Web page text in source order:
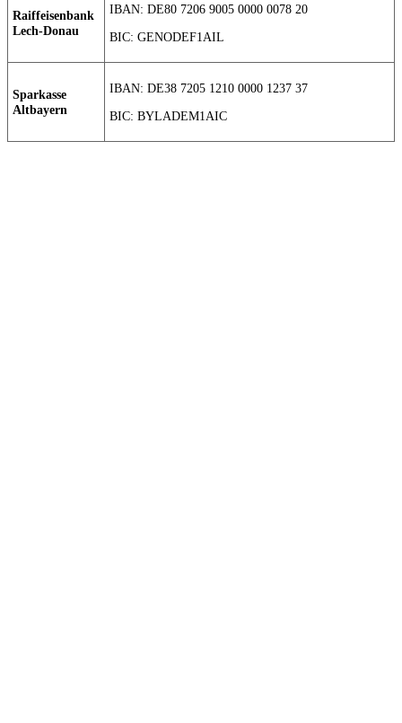
Raiffeisenbank
Lech-Donau
IBAN: DE80 7206 9005 0000 0078 20
BIC: GENODEF1AIL
Sparkasse
Altbayern
IBAN: DE38 7205 1210 0000 1237 37
BIC: BYLADEM1AIC